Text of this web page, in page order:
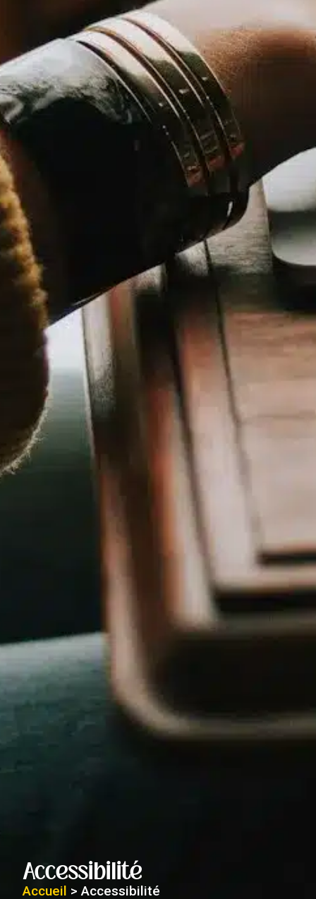
Accessibilité
Accueil > Accessibilité